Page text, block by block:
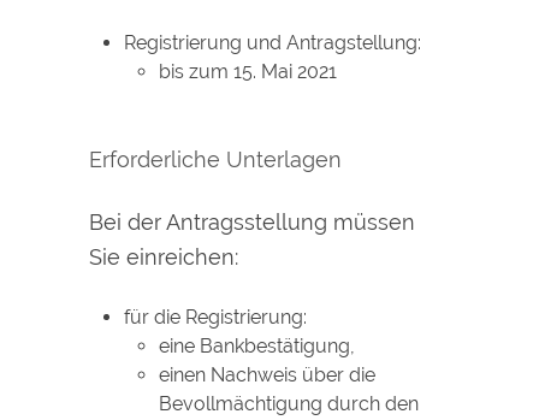
Registrierung und Antragstellung:
bis zum 15. Mai 2021
Erforderliche Unterlagen
Bei der Antragsstellung müssen
Sie einreichen:
für die Registrierung:
eine Bankbestätigung,
einen Nachweis über die
Bevollmächtigung durch den